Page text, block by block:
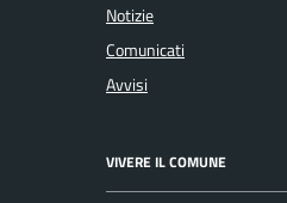
Notizie
Comunicati
Avvisi
VIVERE IL COMUNE